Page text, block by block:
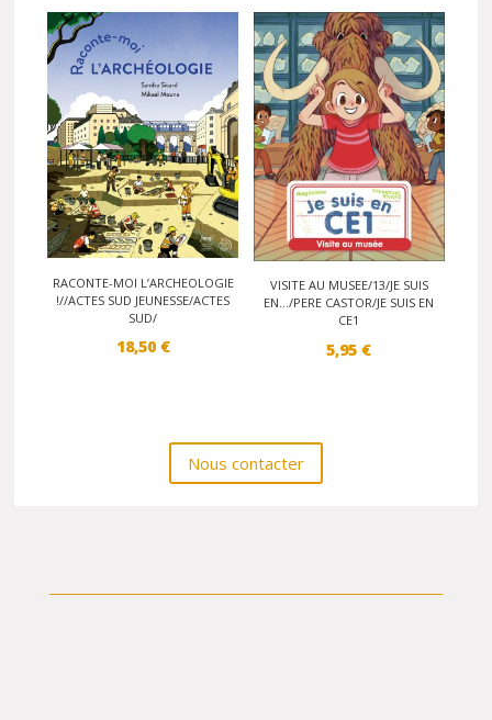
RACONTE-MOI L’ARCHEOLOGIE
!//ACTES SUD JEUNESSE/ACTES
SUD/
18,50 €
VISITE AU MUSEE/13/JE SUIS
EN…/PERE CASTOR/JE SUIS EN
CE1
5,95 €
Nous contacter